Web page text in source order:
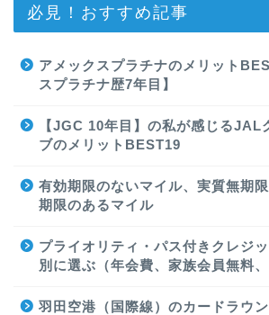
必見！おすすめ記事
アメックスプラチナのメリット
スプラチナ歴7年目】
【JGC 10年目】の私が感じるJAL
ブのメリットBEST19
有効期限のないマイル、実質無期
期限のあるマイル
プライオリティ・パス付きクレジ
別に選ぶ（年会費、家族会員無料、
羽田空港（国際線）のカードラウ